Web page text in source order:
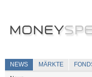
NEWS MÄRKTE